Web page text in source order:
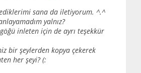
sana da iletiyorum. ^.^
yalnız?
inleten için de ayrı teşekkür
bir şeylerden kopya çekerek
her şeyi? (: